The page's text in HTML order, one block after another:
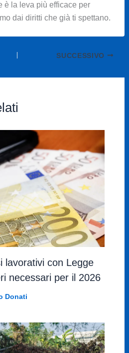
è la leva più efficace per
dai diritti che già ti spettano.
SUCCESSIVO
lavorativi con Legge
necessari per il 2026
Donati